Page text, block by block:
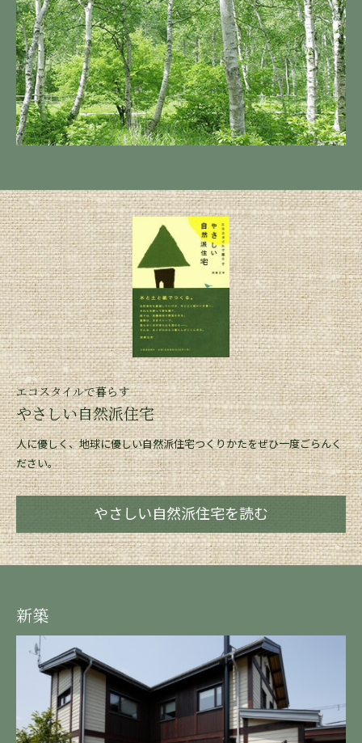
エコスタイルで暮らす
やさしい自然派住宅
人に優しく、地球に優しい自然派住宅つくりかたをぜひ一度ごらんく
ださい。
やさしい自然派住宅を読む
新築